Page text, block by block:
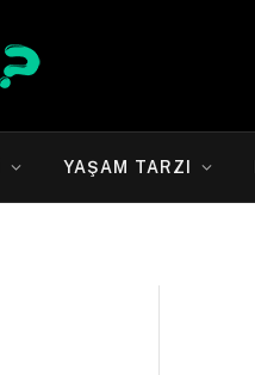
YAŞAM TARZI